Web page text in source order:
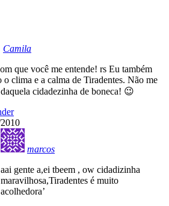
Camila
que você me entende! rs Eu também
o clima e a calma de Tiradentes. Não me
cidadezinha de boneca! 😉
marcos
aai gente a,ei tbeem , ow cidadizinha
maravilhosa,Tiradentes é muito
acolhedora’